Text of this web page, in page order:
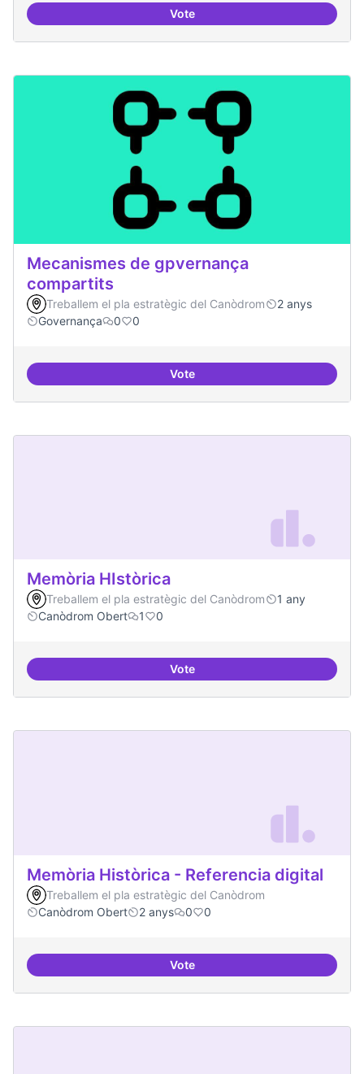
VoteMapeig d'experiències
Mecanismes de gpvernança
compartits
Treballem el pla estratègic del Canòdrom
2 anys
Governança
0 0
VoteMecanismes de gpvernança
Memòria HIstòrica
Treballem el pla estratègic del Canòdrom
1 any
Canòdrom Obert
1 0
VoteMemòria HIstòrica
Memòria Històrica - Referencia digital
Treballem el pla estratègic del Canòdrom
Canòdrom Obert
2 anys 0 0
VoteMemòria Històrica - Referencia